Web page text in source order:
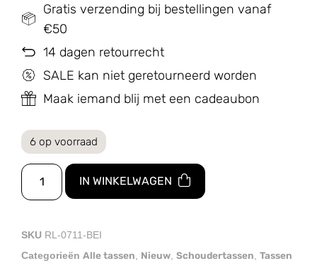
Gratis verzending bij bestellingen vanaf
€50
14 dagen retourrecht
SALE kan niet geretourneerd worden
Maak iemand blij met een cadeaubon
6 op voorraad
IN WINKELWAGEN
SKU RL-0711-BEI
Categorieën Alle tassen, Nieuw, Schoudertassen, Tassen